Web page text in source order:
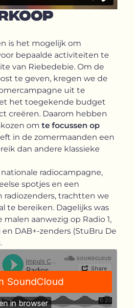
is het mogelijk om
bepaalde activiteiten te
van Riebedebie. Om de
te geven, kregen we de
uit te
het toegekende budget
creëren. Daarom hebben
om te focussen op
in de zomermaanden een
dan andere klassieke
radiocampagne,
spotjes en een
trachtten we
te bereiken. Dagelijks was
aanwezig op Radio 1,
en DAB+-zenders (StuBru De